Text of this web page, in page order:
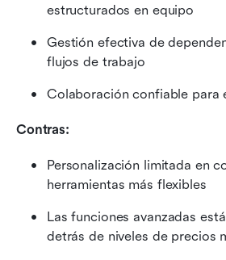
estructurados en equipo
Gestión efectiva de
flujos de trabajo
Colaboración confiable para
Contras:
Personalización limitada en
herramientas más flexibles
Las funciones avanzadas
detrás de niveles de precios